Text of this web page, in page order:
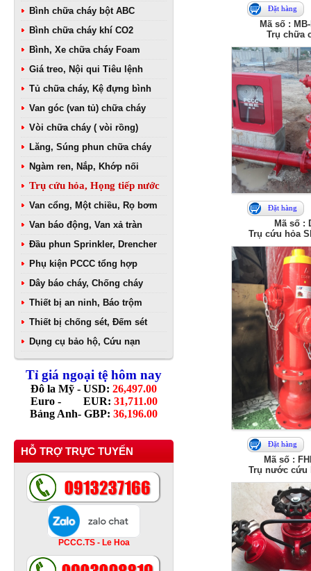
Bình chữa cháy bột ABC
Bình chữa cháy khí CO2
Bình, Xe chữa cháy Foam
Giá treo, Nội qui Tiêu lệnh
Tủ chữa cháy, Kệ đựng bình
Van góc (van tủ) chữa cháy
Vòi chữa cháy ( vòi rồng)
Lăng, Súng phun chữa cháy
Ngàm ren, Nắp, Khớp nối
Trụ cứu hỏa, Họng tiếp nước
Van cổng, Một chiều, Rọ bơm
Van báo động, Van xả tràn
Đầu phun Sprinkler, Drencher
Phụ kiện PCCC tổng hợp
Dây báo cháy, Chống cháy
Thiết bị an ninh, Báo trộm
Thiết bị chống sét, Đếm sét
Dụng cụ bảo hộ, Cứu nạn
Tỉ giá ngoại tệ hôm nay
Đô la Mỹ - USD: 26,497.00
Euro - EUR: 31,711.00
Bảng Anh- GBP: 36,196.00
HỖ TRỢ TRỰC TUYẾN
PCCC.TS - Le Hoa
Đặt hàng
Mã số :
Trụ chữa
Đặt hàng
Mã số :
Trụ cứu hỏa
Đặt hàng
Mã số :
Trụ nước cứu